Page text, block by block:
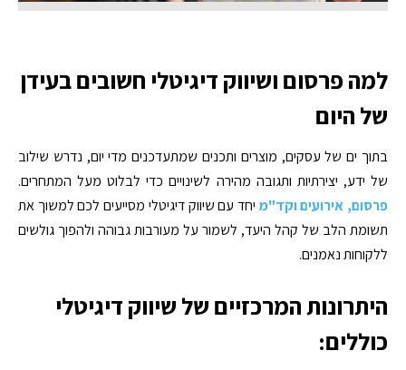
למה פרסום ושיווק דיגיטלי חשובים בעידן
של היום
בתוך ים של עסקים, מוצרים ותכנים שמתעדכנים מדי יום, נדרש שילוב
של ידע, יצירתיות ותגובה מהירה לשינויים כדי לבלוט מעל המתחרים.
פרסום, אירועים וקד"מ יחד עם שיווק דיגיטלי מסייעים לכם למשוך את
תשומת הלב של קהל היעד, לשמור על מעורבות גבוהה ולהפוך גולשים
ללקוחות נאמנים.
היתרונות המרכזיים של שיווק דיגיטלי
כוללים: